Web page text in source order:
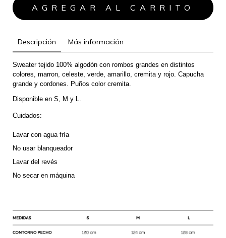
Descripción Más información
Sweater tejido 100% algodón con rombos grandes en distintos
colores, marron, celeste, verde, amarillo, cremita y rojo. Capucha
grande y cordones. Puños color cremita.
Disponible en S, M y L.
Cuidados:
Lavar con agua fría
No usar blanqueador
Lavar del revés
No secar en máquina